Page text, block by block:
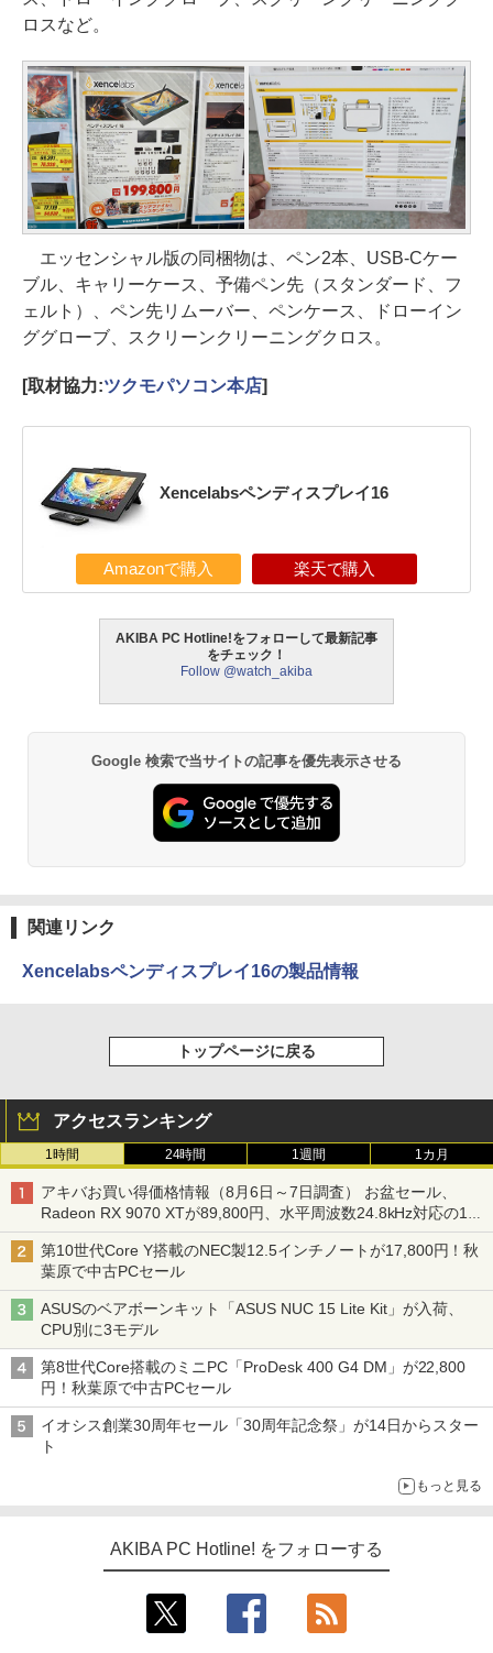
ロスなど。
エッセンシャル版の同梱物は、ペン2本、USB-Cケー
ブル、キャリーケース、予備ペン先（スタンダード、フ
ェルト）、ペン先リムーバー、ペンケース、ドローイン
ググローブ、スクリーンクリーニングクロス。
[取材協力:ツクモパソコン本店]
Xencelabsペンディスプレイ16
Amazonで購入 楽天で購入
AKIBA PC Hotline!をフォローして最新記事
をチェック！
Follow @watch_akiba
Google 検索で当サイトの記事を優先表示させる
関連リンク
Xencelabsペンディスプレイ16の製品情報
トップページに戻る
アクセスランキング
1時間 24時間 1週間 1カ月
アキバお買い得価格情報（8月6日～7日調査） お盆セール、
Radeon RX 9070 XTが89,800円、水平周波数24.8kHz対応の17
型モニターが9,801円、暑さ指数連動セール ほか
第10世代Core Y搭載のNEC製12.5インチノートが17,800円！秋
葉原で中古PCセール
ASUSのベアボーンキット「ASUS NUC 15 Lite Kit」が入荷、
CPU別に3モデル
第8世代Core搭載のミニPC「ProDesk 400 G4 DM」が22,800
円！秋葉原で中古PCセール
イオシス創業30周年セール「30周年記念祭」が14日からスター
ト
もっと見る
AKIBA PC Hotline! をフォローする